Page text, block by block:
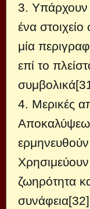
3. Υπάρχουν
ένα
μία
επί το
4. Μερικές
ζωηρότητα